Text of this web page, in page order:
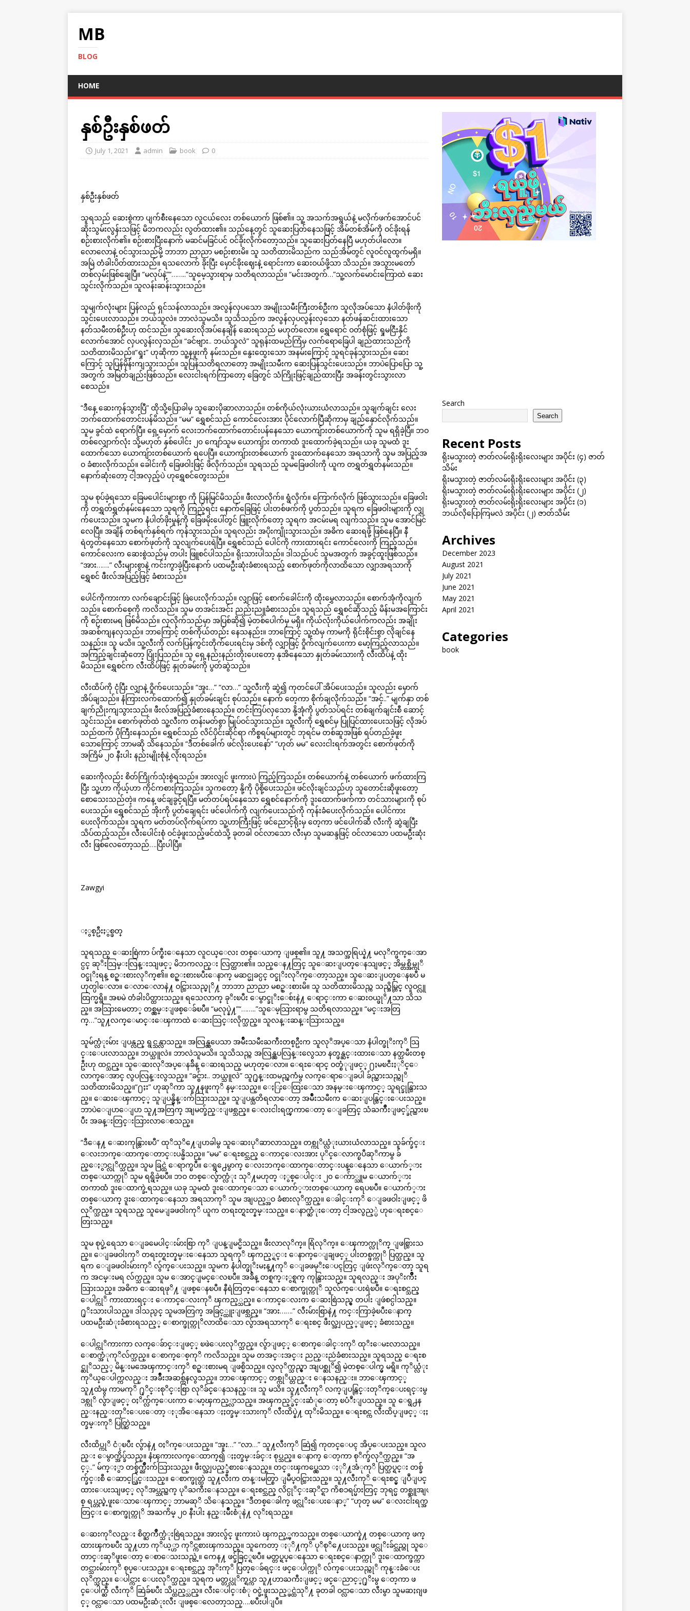
MB
BLOG
HOME
နှစ်ဦးနှစ်ဖတ်
July 1, 2021 admin book 0
နှစ်ဦးနှစ်ဖတ်
သူရသည် ဆေးစွဲကာ ပျက်စီးနေသော လူငယ်လေး တစ်ယောက် ဖြစ်၏။ သူ့ အသက်အရွယ်နဲ့ မလိုက်ဖက်အောင်ပင်
ဆိုးသွမ်းလွန်းသဖြင့် မိဘကလည်း လွတ်ထား၏။ သည်နေ့တွင် သူဆေးပြတ်နေသဖြင့် အိမ်တစ်အိမ်ကို ဝင်ခိုးရန်
စဉ်းစားလိုက်၏။ စဉ်းစားပြီးနောက် မဆင်မခြင်ပင် ဝင်ခိုးလိုက်တော့သည်။ သူဆေးပြတ်နေပြီ မဟုတ်ပါလော။
လောလောနဲ့ ဝင်သွားသည်မို့ ဘာဘာ ညာညာ မစဉ်းစားမိ။ သူ သတိထားမိသည်က သည်အိမ်တွင် လူဝင်လူထွက်မရှိ။
အမြဲ တံခါးပိတ်ထားသည်။ ရသလောက် ခိုးပြီး မှောင်ခိုးဈေးနဲ့ ရောင်းကာ ဆေးဝယ်ဖို့သာ သိသည်။ အသွားမတော်
တစ်လှမ်းဖြစ်ချေပြီ။ “မလုပ်နဲ့”“……..”သူမေ့သွားရာမှ သတိရလာသည်။ “မင်းအတွက်…”သူ့လက်မောင်းကြောထဲ ဆေး
သွင်းလိုက်သည်။ သူလန်းဆန်းသွားသည်။
သူမျက်လုံးများ ပြန်လည် ရှင်သန်လာသည်။ အလွန်လှပသော အမျိုးသမီးကြီးတစ်ဦးက သူလိုအပ်သော နံပါတ်ဖိုးကို
သွင်းပေးလာသည်။ ဘယ်သူလဲ။ ဘာလဲသူမသိ။ သူသိသည်က အလွန်လှပလွန်းလှသော နတ်ဖန်ဆင်းထားသော
နတ်သမီးတစ်ဦးဟု ထင်သည်။ သူဆေးလိုအပ်နေချိန် ဆေးရသည် မဟုတ်လော။ ရွှေရောင် ဝတ်စုံဖြင့် ရှုမငြီးနိုင်
လောက်အောင် လှပလွန်းလှသည်။ “ခင်ဗျား.. ဘယ်သူလဲ” သူရုန်းထမည်ကြံမှ လက်ရောခြေပါ ချည်ထားသည်ကို
သတိထားမိသည်။“ရှုး” ဟုဆိုကာ သူ့နဖူးကို နမ်းသည်။ နွေးထွေးသော အနမ်းကြောင့် သူရင်ခုန်သွားသည်။ ဆေး
ကြောင့် သူပြန်မှိန်းကျသွားသည်။ သူပြန်သတိရလာတော့ အမျိုးသမီးက ဆေးပြန်သွင်းပေးသည်။ ဘာပဲပြောပြော သူ့
အတွက် အမြတ်ချည်းဖြစ်သည်။ လေးငါးရက်ကြာတော့ ခြေတွင် သံကြိုးဖြင့်ချည်ထားပြီး အခန်းတွင်းသွားလာ
စေသည်။
“ဒီနေ့ ဆေးကုန်သွားပြီ” ထိုသို့ပြောခါမှ သူဆေးပိုဆာလာသည်။ တစ်ကိုယ်လုံးယားယံလာသည်။ သူချက်ချင်း လေး
ဘက်ထောက်တောင်းပန်မိသည်။ “မမ” ရွှေစင်သည် ကောင်လေးအား ပိုင်လောက်ပြီဆိုကာမှ ချည်နှောင်လိုက်သည်။
သူမ ခွင်ထဲ ရောက်ပြီ။ ရှေ့မှောက် လေးဘက်ထောက်တောင်းပန်နေသော ယောကျ်ားတစ်ယောက်ကို သူမ ရရှိခဲ့ပြီ။ ဘဝ
တစ်လျှောက်လုံး သို့မဟုတ် နှစ်ပေါင်း ၂၀ ကျော်သူမ ယောကျ်ား တကာထံ ဒူးထောက်ခဲ့ရသည်။ ယခု သူမထံ ဒူး
ထောက်သော ယောကျ်ားတစ်ယောက် ရပေပြီ။ ယောကျ်ားတစ်ယောက် ဒူးထောက်နေသော အရသာကို သူမ အပြည့်အ
ဝ ခံစားလိုက်သည်။ ခေါင်းကို ခြေဖဝါးဖြင့် ဖိလိုက်သည်။ သူရသည် သူမခြေဖဝါးကို ယူက တရွှတ်ရွှတ်နမ်းသည်။
နောက်ဆုံးတော့ ငါ့အလှည့်ပဲ ဟုရွှေစင်တွေးသည်။
သူမ စုပ်ခဲ့ရသော ခြေမပေါင်းများစွာ ကို ပြန်မြင်မိသည်။ ဖီးလာလိုက်။ ရွံလိုက်။ ကြောက်လိုက် ဖြစ်သွားသည်။ ခြေဖဝါး
ကို တရွှတ်ရွှတ်နမ်းနေသော သူရကို ကြည့်ရင်း နောက်ခြေဖြင့် ပါးတစ်ဖက်ကို ပွတ်သည်။ သူရက ခြေဖဝါးများကို လျှ
က်ပေးသည်။ သူမက နံပါတ်ဖိုးမှုန့်ကို ခြေဖမိုးပေါ်တွင် ဖြူးလိုက်တော့ သူရက အငမ်းမရ လျက်သည်။ သူမ အောင်မြင်
လေပြီ။ အချိန် တစ်ရက်နှစ်ရက် ကုန်သွားသည်။ သူရလည်း အပိုးကျိုးသွားသည်။ အဓိက ဆေးရဖို့ ဖြစ်နေပြီ။ နီ
ရဲတွတ်နေသော စောက်ဖုတ်ကို သူလျက်ပေးရဲပြီ။ ရွှေစင်သည် ပေါင်ကို ကားထားရင်း ကောင်လေးကို ကြည့်သည်။
ကောင်လေးက ဆေးစွဲသည်မှ တပါး ဖြူစင်ပါသည်။ ရိုးသားပါသည်။ ဒါသည်ပင် သူမအတွက် အခွင့်ထူးဖြစ်သည်။
“အား…….” လီးများစွာနဲ့ ကင်းကွာခဲ့ပြီးနောက် ပထမဦးဆုံးခံစားရသည့် စောက်ဖုတ်ကိုလာထိသော လျှာအရသာကို
ရွှေစင် ဖီးလ်အပြည့်ဖြင့် ခံစားသည်။
ပေါင်ကိုကားကာ လက်ချောင်းဖြင့် ဖြဲပေးလိုက်သည်။ လျှာဖြင့် စောက်ခေါင်းကို ထိုးမွှေလာသည်။ စောက်အုံကိုလျက်
သည်။ စောက်စေ့ကို ကလိသည်။ သူမ တအင်းအင်း ညည်းညူခံစားသည်။ သူရသည် ရွှေစင်ဆိုသည့် မိန်းမအကြောင်း
ကို စဉ်းစားမရ ဖြစ်မိသည်။ လှလိုက်သည်မှာ အပြစ်ဆို၍ မဲ့တစ်ပေါက်မှ မရှိ။ ကိုယ်လုံးကိုယ်ပေါက်ကလည်း အချိုး
အဆစ်ကျနလှသည်။ ဘာကြောင့် တစ်ကိုယ်တည်း နေသနည်း။ ဘာကြောင့် သူ့ထံမှ ကာမကို ရိုင်းစိုင်းစွာ လိုချင်နေ
သနည်း။ သူ မသိ။ သူ့လီးကို လက်ပြန်ကွင်းတိုက်ပေးရင်းမှ ဒစ်ကို လျှာဖြင့် ဝှိုက်လျက်ပေးကာ မော့ကြည့်လာသည်။
အကြည့်ချင်းဆုံတော့ ပြုံးပြသည်။ သူ ရှေ့နည်းနည်းတိုးပေးတော့ နုအိနေသော နှုတ်ခမ်းသားကို လီးထိပ်နဲ့ ထိုး
မိသည်။ ရွှေစင်က လီးထိပ်ဖြင့် နှုတ်ခမ်းကို ပွတ်ဆွဲသည်။
လီးထိပ်ကို ငုံပြီး လျှာနဲ့ ဝှိုက်ပေးသည်။ “အူး…” “လာ…” သူ့လီးကို ဆွဲ၍ ကုတင်ပေါ် အိပ်ပေးသည်။ သူလည်း မှောက်
အိပ်ချသည်။ နံကြားလက်ထောက်၍ နှုတ်ခမ်းချင်း စုပ်သည်။ နောက် တေ့ကာ စိုက်ချလိုက်သည်။ “အင့်..” မျက်နှာ တစ်
ချက်ညိုးကျသွားသည်။ ဖီးလ်အပြည့်ခံစားနေသည်။ တင်းကြပ်လှသော နို့အုံကို ပွတ်သပ်ရင်း တစ်ချက်ချင်းစီ ဆောင့်
သွင်းသည်။ စောက်ဖုတ်ထဲ သူ့လီးက တန်းမတ်စွာ မြုပ်ဝင်သွားသည်။ သူ့လီးကို ရွှေစင်မှ ပြုပြင်ထားပေးသဖြင့် လိုအပ်
သည်ထက် ပိုကြီးနေသည်။ ရွှေစင်သည် လိင်ပိုင်းဆိုင်ရာ ကိစ္စရပ်များတွင် ဘုရင်မ တစ်ဆူအဖြစ် ရပ်တည်ခဲ့ဖူး
သောကြောင့် ဘာမဆို သိနေသည်။ “ဒီတစ်ခေါက် ဖင်လိုးပေးနော်” “ဟုတ် မမ” လေးငါးရက်အတွင်း စောက်ဖုတ်ကို
အကြိမ် ၂၀ နီးပါး နည်းမျိုးစုံနဲ့ လိုးရသည်။
ဆေးကိုလည်း စိတ်ကြိုက်သုံးစွဲရသည်။ အားလျှင် ဖူးကားပဲ ကြည့်ကြသည်။ တစ်ယောက်နဲ့ တစ်ယောက် ဖက်ထားကြ
ပြီး သူ့ဟာ ကိုယ့်ဟာ ကိုင်ကစားကြသည်။ သူကတော့ နို့ကို ပိုစို့ပေးသည်။ ဖင်လိုးချင်သည်ဟု သူတောင်းဆိုဖူးတော့
စောသေးသည်တဲ့။ ကနေ့ ဖင်ချခွင့်ရပြီ။ မတ်တပ်ရပ်နေသော ရွှေစင်နောက်ကို ဒူးထောက်ဖက်ကာ တင်သားများကို စုပ်
ပေးသည်။ ရွှေစင်သည် အိုးကို ပွတ်ချေရင်း ဖင်ပေါက်ကို လျက်ပေးသည်ကို ကုန်းခံပေးလိုက်သည်။ ပေါင်ကား
ပေးလိုက်သည်။ သူရက မတ်တပ်လိုက်ရပ်ကာ သူ့ဟာကြီးဖြင့် ဖင်ညောင့်ရိုးမှ တေ့ကာ ဖင်ပေါက်ဆီ လီးကို ဆွဲချပြီး
သိပ်ထည့်သည်။ လီးပေါင်းစုံ ဝင်ခဲ့ဖူးသည့်ဖင်ထဲသို့ ခုတခါ ဝင်လာသော လီးမှာ သူမဆန္ဒဖြင့် ဝင်လာသော ပထမဦးဆုံး
လီး ဖြစ်လေတော့သည်….ပြီးပါပြီ။
Zawgyi
ႏွစ္ဦးႏွစ္ဖတ္
သူရသည္ ေဆးစြဲကာ ပ်က္စီးေနေသာ လူငယ္ေလး တစ္ေယာက္ ျဖစ္၏။ သူ႔ အသက္အရြယ္နဲ႔ မလုိက္ဖက္ေအာ
င္ပင္ ဆုိးသြမ္းလြန္းသျဖင့္ မိဘကလည္း လြတ္ထား၏။ သည္ေန႔တြင္ သူေဆးျပတ္ေနသျဖင့္ အိမ္တစ္အိမ္ကုိ
ဝင္ခုိးရန္ စဥ္းစားလုိက္၏။ စဥ္းစားၿပီးေနာက္ မဆင္မျခင္ပင္ ဝင္ခုိးလုိက္ေတာ့သည္။ သူေဆးျပတ္ေနၿပီ မ
ဟုတ္ပါေလာ။ ေလာေလာနဲ႔ ဝင္သြားသည္မုိ႔ ဘာဘာ ညာညာ မစဥ္းစားမိ။ သူ သတိထားမိသည္က သည္အိမ္တြင္ လူဝင္လူ
ထြက္မရွိ။ အၿမဲ တံခါးပိတ္ထားသည္။ ရသေလာက္ ခုိးၿပီး ေမွာင္ခုိးေစ်းနဲ႔ ေရာင္းကာ ေဆးဝယ္ဖုိ႔သာ သိသ
ည္။ အသြားမေတာ္ တစ္လွမ္းျဖစ္ေခ်ၿပီ။ “မလုပ္နဲ႔”“……..”သူေမ့သြားရာမွ သတိရလာသည္။ “မင္းအတြ
က္…”သူ႔လက္ေမာင္းေၾကာထဲ ေဆးသြင္းလိုက္သည္။ သူလန္းဆန္းသြားသည္။
သူမ်က္လံုးမ်ား ျပန္လည္ ရွင္သန္လာသည္။ အလြန္လွပေသာ အမ်ိဳးသမီးႀကီးတစ္ဦးက သူလုိအပ္ေသာ နံပါတ္ဖုိးကုိ သြ
င္းေပးလာသည္။ ဘယ္သူလဲ။ ဘာလဲသူမသိ။ သူသိသည္က အလြန္လွပလြန္းလွေသာ နတ္ဖန္ဆင္းထားေသာ နတ္သမီးတစ္
ဦးဟု ထင္သည္။ သူေဆးလုိအပ္ေနခ်ိန္ ေဆးရသည္ မဟုတ္ေလာ။ ေရႊေရာင္ ဝတ္စံုျဖင့္ ႐ႈမၿငီးႏုိင္ေ
လာက္ေအာင္ လွပလြန္းလွသည္။ “ခင္ဗ်ား.. ဘယ္သူလဲ” သူ႐ုန္းထမည္ၾကံမွ လက္ေရာေျခပါ ခ်ည္ထားသည္ကုိ
သတိထားမိသည္။“႐ႈး” ဟုဆုိကာ သူ႔နဖူးကုိ နမ္းသည္။ ေႏြးေထြးေသာ အနမ္းေၾကာင့္ သူရင္ခုန္သြားသ
ည္။ ေဆးေၾကာင့္ သူျပန္မွိန္းက်သြားသည္။ သူျပန္သတိရလာေတာ့ အမ်ိဳးသမီးက ေဆးျပန္သြင္းေပးသည္။
ဘာပဲေျပာေျပာ သူ႔အတြက္ အျမတ္ခ်ည္းျဖစ္သည္။ ေလးငါးရက္ၾကာေတာ့ ေျခတြင္ သံႀကိဳးျဖင့္ခ်ည္ထားၿ
ပီး အခန္းတြင္းသြားလာေစသည္။
“ဒီေန႔ ေဆးကုန္သြားၿပီ” ထုိသုိ႔ေျပာခါမွ သူေဆးပုိဆာလာသည္။ တစ္ကုိယ္လံုးယားယံလာသည္။ သူခ်က္ခ်င္း
ေလးဘက္ေထာက္ေတာင္းပန္မိသည္။ “မမ” ေရႊစင္သည္ ေကာင္ေလးအား ပုိင္ေလာက္ၿပီဆုိကာမွ ခ်
ည္ေႏွာင္လုိက္သည္။ သူမ ခြင္ထဲ ေရာက္ၿပီ။ ေရွ႕ေမွာက္ ေလးဘက္ေထာက္ေတာင္းပန္ေနေသာ ေယာက်္ား
တစ္ေယာက္ကုိ သူမ ရရွိခဲ့ၿပီ။ ဘဝ တစ္ေလွ်ာက္လံုး သုိ႔မဟုတ္ ႏွစ္ေပါင္း ၂၀ ေက်ာ္သူမ ေယာက်္ား
တကာထံ ဒူးေထာက္ခဲ့ရသည္။ ယခု သူမထံ ဒူးေထာက္ေသာ ေယာက်္ားတစ္ေယာက္ ရေပၿပီ။ ေယာက်္ား
တစ္ေယာက္ ဒူးေထာက္ေနေသာ အရသာကုိ သူမ အျပည့္အဝ ခံစားလုိက္သည္။ ေခါင္းကုိ ေျခဖဝါးျဖင့္ ဖိ
လုိက္သည္။ သူရသည္ သူမေျခဖဝါးကုိ ယူက တရႊတ္ရႊတ္နမ္းသည္။ ေနာက္ဆံုးေတာ့ ငါ့အလွည့္ပဲ ဟုေရႊစင္ေ
တြးသည္။
သူမ စုပ္ခဲ့ရေသာ ေျခမေပါင္းမ်ားစြာ ကုိ ျပန္ျမင္မိသည္။ ဖီးလာလုိက္။ ရြံလုိက္။ ေၾကာက္လုိက္ ျဖစ္သြားသ
ည္။ ေျခဖဝါးကုိ တရႊတ္ရႊတ္နမ္းေနေသာ သူရကုိ ၾကည့္ရင္း ေနာက္ေျချဖင့္ ပါးတစ္ဖက္ကုိ ပြတ္သည္။ သူ
ရက ေျခဖဝါးမ်ားကုိ လွ်က္ေပးသည္။ သူမက နံပါတ္ဖုိးမႈန္႔ကုိ ေျခဖမုိးေပၚတြင္ ျဖဴးလုိက္ေတာ့ သူရ
က အငမ္းမရ လ်က္သည္။ သူမ ေအာင္ျမင္ေလၿပီ။ အခ်ိန္ တစ္ရက္ႏွစ္ရက္ ကုန္သြားသည္။ သူရလည္း အပုိးက်ိဳး
သြားသည္။ အဓိက ေဆးရဖုိ႔ ျဖစ္ေနၿပီ။ နီရဲတြတ္ေနေသာ ေစာက္ဖုတ္ကုိ သူလ်က္ေပးရဲၿပီ။ ေရႊစင္သည္
ေပါင္ကုိ ကားထားရင္း ေကာင္ေလးကုိ ၾကည့္သည္။ ေကာင္ေလးက ေဆးစြဲသည္မွ တပါး ျဖဴစင္ပါသည္။
႐ုိးသားပါသည္။ ဒါသည္ပင္ သူမအတြက္ အခြင့္ထူးျဖစ္သည္။ “အား…….” လီးမ်ားစြာနဲ႔ ကင္းကြာခဲ့ၿပီးေနာက္
ပထမဦးဆံုးခံစားရသည့္ ေစာက္ဖုတ္ကုိလာထိေသာ လွ်ာအရသာကုိ ေရႊစင္ ဖီးလ္အျပည့္ျဖင့္ ခံစားသည္။
ေပါင္ကုိကားကာ လက္ေခ်ာင္းျဖင့္ ၿဖဲေပးလုိက္သည္။ လွ်ာျဖင့္ ေစာက္ေခါင္းကုိ ထုိးေမႊလာသည္။
ေစာက္အံုကုိလ်က္သည္။ ေစာက္ေစ့ကုိ ကလိသည္။ သူမ တအင္းအင္း ညည္းညဴခံစားသည္။ သူရသည္ ေရႊစ
င္ဆုိသည့္ မိန္းမအေၾကာင္းကုိ စဥ္းစားမရ ျဖစ္မိသည္။ လွလုိက္သည္မွာ အျပစ္ဆုိ၍ မဲ့တစ္ေပါက္မွ မရွိ။ ကုိယ္လံုး
ကုိယ္ေပါက္ကလည္း အခ်ိဳးအဆစ္က်နလွသည္။ ဘာေၾကာင့္ တစ္ကုိယ္တည္း ေနသနည္း။ ဘာေၾကာင့္
သူ႔ထံမွ ကာမကုိ ႐ုိင္းစုိင္းစြာ လုိခ်င္ေနသနည္း။ သူ မသိ။ သူ႔လီးကုိ လက္ျပန္ကြင္းတုိက္ေပးရင္းမွ
ဒစ္ကုိ လွ်ာျဖင့္ ဝႈိက္လ်က္ေပးကာ ေမာ့ၾကည့္လာသည္။ အၾကည့္ခ်င္းဆံုေတာ့ ၿပံဳးျပသည္။ သူ ေရွ႕န
ည္းနည္းတုိးေပးေတာ့ ႏုအိေနေသာ ႏႈတ္ခမ္းသားကုိ လီးထိပ္နဲ႔ ထုိးမိသည္။ ေရႊစင္က လီးထိပ္ျဖင့္ ႏႈ
တ္ခမ္းကုိ ပြတ္ဆြဲသည္။
လီးထိပ္ကုိ ငံုၿပီး လွ်ာနဲ႔ ဝႈိက္ေပးသည္။ “အူး…” “လာ…” သူ႔လီးကုိ ဆြဲ၍ ကုတင္ေပၚ အိပ္ေပးသည္။ သူလ
ည္း ေမွာက္အိပ္ခ်သည္။ နံၾကားလက္ေထာက္၍ ႏႈတ္ခမ္းခ်င္း စုပ္သည္။ ေနာက္ ေတ့ကာ စုိက္ခ်လုိက္သည္။ “အ
င့္..” မ်က္ႏွာ တစ္ခ်က္ညိဳးက်သြားသည္။ ဖီးလ္အျပည့္ခံစားေနသည္။ တင္းၾကပ္လွေသာ ႏုိ႔အံုကုိ ပြတ္သပ္ရင္း တစ္ခ်
က္ခ်င္းစီ ေဆာင့္သြင္းသည္။ ေစာက္ဖုတ္ထဲ သူ႔လီးက တန္းမတ္စြာ ျမဳပ္ဝင္သြားသည္။ သူ႔လီးကုိ ေရႊစင္မွ ျပဳျပင္
ထားေပးသျဖင့္ လုိအပ္သည္ထက္ ပုိႀကီးေနသည္။ ေရႊစင္သည္ လိင္ပုိင္းဆုိင္ရာ ကိစၥရပ္မ်ားတြင္ ဘုရင္မ တစ္ဆူအျဖ
စ္ ရပ္တည္ခဲ့ဖူးေသာေၾကာင့္ ဘာမဆုိ သိေနသည္။ “ဒီတစ္ေခါက္ ဖင္လုိးေပးေနာ္” “ဟုတ္ မမ” ေလးငါးရက္အ
တြင္း ေစာက္ဖုတ္ကုိ အႀကိမ္ ၂၀ နီးပါး နည္းမ်ိဳးစံုနဲ႔ လုိးရသည္။
ေဆးကုိလည္း စိတ္ႀကိဳက္သံုးစြဲရသည္။ အားလွ်င္ ဖူးကားပဲ ၾကည့္ၾကသည္။ တစ္ေယာက္နဲ႔ တစ္ေယာက္ ဖက္
ထားၾကၿပီး သူ႔ဟာ ကုိယ့္ဟာ ကုိင္ကစားၾကသည္။ သူကေတာ့ ႏုိ႔ကုိ ပုိစုိ႔ေပးသည္။ ဖင္လုိးခ်င္သည္ဟု သူေ
တာင္းဆုိဖူးေတာ့ ေစာေသးသည္တဲ့။ ကေန႔ ဖင္ခ်ခြင့္ရၿပီ။ မတ္တပ္ရပ္ေနေသာ ေရႊစင္ေနာက္ကုိ ဒူးေထာက္ဖက္ကာ
တင္သားမ်ားကုိ စုပ္ေပးသည္။ ေရႊစင္သည္ အုိးကုိ ပြတ္ေခ်ရင္း ဖင္ေပါက္ကုိ လ်က္ေပးသည္ကုိ ကုန္းခံေပး
လုိက္သည္။ ေပါင္ကား ေပးလုိက္သည္။ သူရက မတ္တပ္လုိက္ရပ္ကာ သူ႔ဟာႀကီးျဖင့္ ဖင္ေညာင့္႐ုိးမွ ေတ့ကာ ဖ
င္ေပါက္ဆီ လီးကုိ ဆြဲခ်ၿပီး သိပ္ထည့္သည္။ လီးေပါင္းစံု ဝင္ခဲ့ဖူးသည့္ဖင္ထဲသုိ႔ ခုတခါ ဝင္လာေသာ လီးမွာ သူမဆႏၵျဖ
င့္ ဝင္လာေသာ ပထမဦးဆံုးလီး ျဖစ္ေလေတာ့သည္….ၿပီးပါျပီ။
Search
Search
Recent Posts
ရိုးမသွားတဲ့ ဇာတ်လမ်းရိုးရိုးလေးများ အပိုင်း (၄) ဇာတ်
သိမ်း
ရိုးမသွားတဲ့ ဇာတ်လမ်းရိုးရိုးလေးများ အပိုင်း (၃)
ရိုးမသွားတဲ့ ဇာတ်လမ်းရိုးရိုးလေးများ အပိုင်း (၂)
ရိုးမသွားတဲ့ ဇာတ်လမ်းရိုးရိုးလေးများ အပိုင်း (၁)
ဘယ်လိုပြောကြမလဲ အပိုင်း (၂) ဇာတ်သိမ်း
Archives
December 2023
August 2021
July 2021
June 2021
May 2021
April 2021
Categories
book